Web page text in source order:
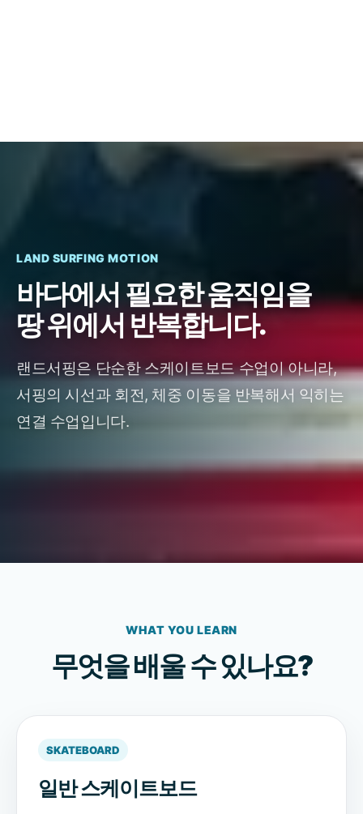
LAND SURFING MOTION
바다에서 필요한 움직임을
땅 위에서 반복합니다.
랜드서핑은 단순한 스케이트보드 수업이 아니라,
서핑의 시선과 회전, 체중 이동을 반복해서 익히는
연결 수업입니다.
WHAT YOU LEARN
무엇을 배울 수 있나요?
SKATEBOARD
일반 스케이트보드